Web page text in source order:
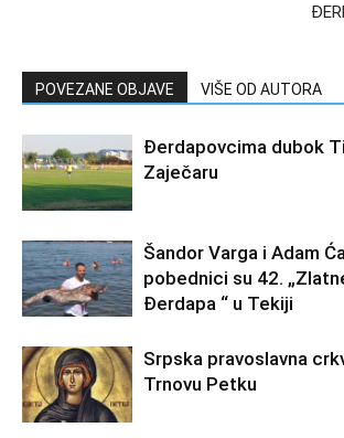
POVEZANE OBJAVE VIŠE OD AUTORA
Đerdapovcima dubok
Zaječaru
Šandor Varga i Adam
pobednici su 42.
Đerdapa “ u Tekiji
Srpska pravoslavna
Trnovu Petku